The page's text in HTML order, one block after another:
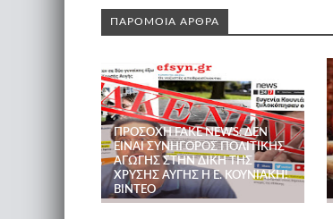
ΠΑΡΟΜΟΙΑ ΑΡΘΡΑ
ΠΡΟΣΟΧΗ FAKE NEWS: ΔΕΝ
ΕΙΝΑΙ ΣΥΝΗΓΟΡΟΣ ΠΟΛΙΤΙΚΗΣ
ΑΓΩΓΗΣ ΣΤΗΝ ΔΙΚΗ ΤΗΣ
ΧΡΥΣΗΣ ΑΥΓΗΣ Η Ε. ΚΟΥΝΙΑΚΗ!
ΒΙΝΤΕΟ